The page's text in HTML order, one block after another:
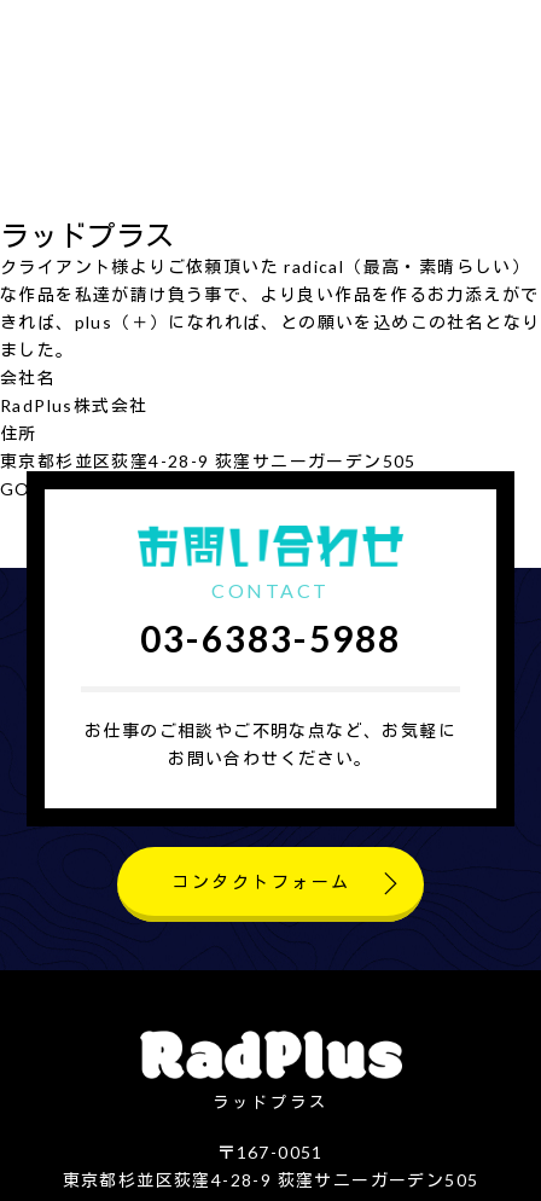
ラッドプラス
クライアント様よりご依頼頂いた radical（最高・素晴らしい）
な作品を私達が請け負う事で、より良い作品を作るお力添えがで
きれば、plus（＋）になれれば、との願いを込めこの社名となり
ました。
会社名
RadPlus株式会社
住所
東京都杉並区荻窪4-28-9 荻窪サニーガーデン505
GOOGLE MAP
会社概要を見る
CONTACT
03-6383-5988
お仕事のご相談やご不明な点など、お気軽に
お問い合わせください。
コンタクトフォーム
ラッドプラス
〒167-0051
東京都杉並区荻窪4-28-9 荻窪サニーガーデン505